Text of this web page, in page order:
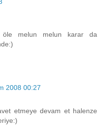
öle melun melun karar da
2008 00:27
etmeye devam et halenze